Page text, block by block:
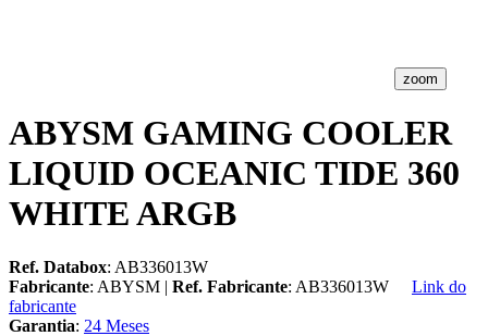
zoom
ABYSM GAMING COOLER
LIQUID OCEANIC TIDE 360
WHITE ARGB
Ref. Databox: AB336013W
Fabricante: ABYSM | Ref. Fabricante: AB336013W
Link do
fabricante
Garantia: 24 Meses